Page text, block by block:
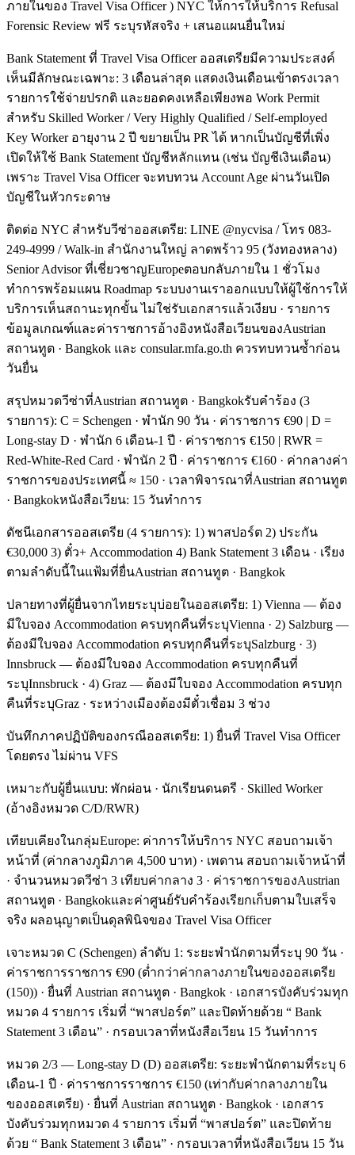
ภายในของ Travel Visa Officer ) NYC ให้การให้บริการ Refusal
Forensic Review ฟรี ระบุรหัสจริง + เสนอแผนยื่นใหม่
Bank Statement ที่ Travel Visa Officer ออสเตรียมีความประสงค์
เห็นมีลักษณะเฉพาะ: 3 เดือนล่าสุด แสดงเงินเดือนเข้าตรงเวลา
รายการใช้จ่ายปรกติ และยอดคงเหลือเพียงพอ Work Permit
สำหรับ Skilled Worker / Very Highly Qualified / Self-employed
Key Worker อายุงาน 2 ปี ขยายเป็น PR ได้ หากเป็นบัญชีที่เพิ่ง
เปิดให้ใช้ Bank Statement บัญชีหลักแทน (เช่น บัญชีเงินเดือน)
เพราะ Travel Visa Officer จะทบทวน Account Age ผ่านวันเปิด
บัญชีในหัวกระดาษ
ติดต่อ NYC สำหรับวีซ่าออสเตรีย: LINE @nycvisa / โทร 083-
249-4999 / Walk-in สำนักงานใหญ่ ลาดพร้าว 95 (วังทองหลาง)
Senior Advisor ที่เชี่ยวชาญEuropeตอบกลับภายใน 1 ชั่วโมง
ทำการพร้อมแผน Roadmap ระบบงานเราออกแบบให้ผู้ใช้การให้
บริการเห็นสถานะทุกขั้น ไม่ใช่รับเอกสารแล้วเงียบ · รายการ
ข้อมูลเกณฑ์และค่าราชการอ้างอิงหนังสือเวียนของAustrian
สถานทูต · Bangkok และ consular.mfa.go.th ควรทบทวนซ้ำก่อน
วันยื่น
สรุปหมวดวีซ่าที่Austrian สถานทูต · Bangkokรับคำร้อง (3
รายการ): C = Schengen · พำนัก 90 วัน · ค่าราชการ €90 | D =
Long-stay D · พำนัก 6 เดือน-1 ปี · ค่าราชการ €150 | RWR =
Red-White-Red Card · พำนัก 2 ปี · ค่าราชการ €160 · ค่ากลางค่า
ราชการของประเทศนี้ ≈ 150 · เวลาพิจารณาที่Austrian สถานทูต
· Bangkokหนังสือเวียน: 15 วันทำการ
ดัชนีเอกสารออสเตรีย (4 รายการ): 1) พาสปอร์ต 2) ประกัน
€30,000 3) ตั๋ว+ Accommodation 4) Bank Statement 3 เดือน · เรียง
ตามลำดับนี้ในแฟ้มที่ยื่นAustrian สถานทูต · Bangkok
ปลายทางที่ผู้ยื่นจากไทยระบุบ่อยในออสเตรีย: 1) Vienna — ต้อง
มีใบจอง Accommodation ครบทุกคืนที่ระบุVienna · 2) Salzburg —
ต้องมีใบจอง Accommodation ครบทุกคืนที่ระบุSalzburg · 3)
Innsbruck — ต้องมีใบจอง Accommodation ครบทุกคืนที่
ระบุInnsbruck · 4) Graz — ต้องมีใบจอง Accommodation ครบทุก
คืนที่ระบุGraz · ระหว่างเมืองต้องมีตั๋วเชื่อม 3 ช่วง
บันทึกภาคปฏิบัติของกรณีออสเตรีย: 1) ยื่นที่ Travel Visa Officer
โดยตรง ไม่ผ่าน VFS
เหมาะกับผู้ยื่นแบบ: พักผ่อน · นักเรียนดนตรี · Skilled Worker
(อ้างอิงหมวด C/D/RWR)
เทียบเคียงในกลุ่มEurope: ค่าการให้บริการ NYC สอบถามเจ้า
หน้าที่ (ค่ากลางภูมิภาค 4,500 บาท) · เพดาน สอบถามเจ้าหน้าที่
· จำนวนหมวดวีซ่า 3 เทียบค่ากลาง 3 · ค่าราชการของAustrian
สถานทูต · Bangkokและค่าศูนย์รับคำร้องเรียกเก็บตามใบเสร็จ
จริง ผลอนุญาตเป็นดุลพินิจของ Travel Visa Officer
เจาะหมวด C (Schengen) ลำดับ 1: ระยะพำนักตามที่ระบุ 90 วัน ·
ค่าราชการราชการ €90 (ต่ำกว่าค่ากลางภายในของออสเตรีย
(150)) · ยื่นที่ Austrian สถานทูต · Bangkok · เอกสารบังคับร่วมทุก
หมวด 4 รายการ เริ่มที่ “พาสปอร์ต” และปิดท้ายด้วย “ Bank
Statement 3 เดือน” · กรอบเวลาที่หนังสือเวียน 15 วันทำการ
หมวด 2/3 — Long-stay D (D) ออสเตรีย: ระยะพำนักตามที่ระบุ 6
เดือน-1 ปี · ค่าราชการราชการ €150 (เท่ากับค่ากลางภายใน
ของออสเตรีย) · ยื่นที่ Austrian สถานทูต · Bangkok · เอกสาร
บังคับร่วมทุกหมวด 4 รายการ เริ่มที่ “พาสปอร์ต” และปิดท้าย
ด้วย “ Bank Statement 3 เดือน” · กรอบเวลาที่หนังสือเวียน 15 วัน